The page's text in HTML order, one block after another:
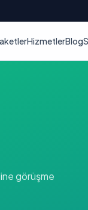
HizmetlerBlog
görüşme